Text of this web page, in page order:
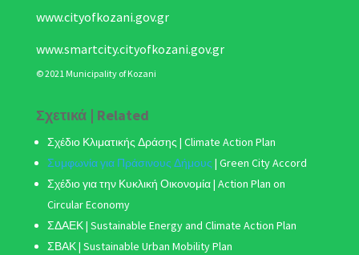
www.cityofkozani.gov.gr
www.smartcity.cityofkozani.gov.gr
© 2021 Municipality of Kozani
Σχετικά | Related
Σχέδιο Κλιματικής Δράσης | Climate Action Plan
Συμφωνία για Πράσινους Δήμους | Green City Accord
Σχέδιο για την Κυκλική Οικονομία | Action Plan on
Circular Economy
ΣΔΑΕΚ | Sustainable Energy and Climate Action Plan
ΣΒΑΚ| Sustainable Urban Mobility Plan